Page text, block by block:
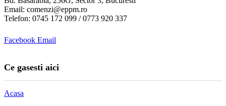
Email: comenzi@eppm.ro
Telefon: 0745 172 099 / 0773 920 337
Facebook Email
Ce gasesti aici
Acasa